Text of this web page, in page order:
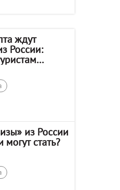
ждут
России:
из России
стать?